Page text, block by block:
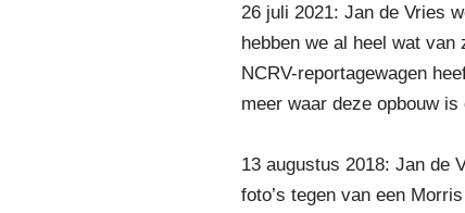
26 juli 2021: Jan de Vries
hebben we al heel wat
NCRV-reportagewagen
meer waar deze opbouw
13 augustus 2018: Jan de
foto’s tegen van een